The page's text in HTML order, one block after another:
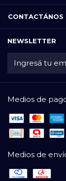
CONTACTÁNOS
NEWSLETTER
Medios de
Medios de